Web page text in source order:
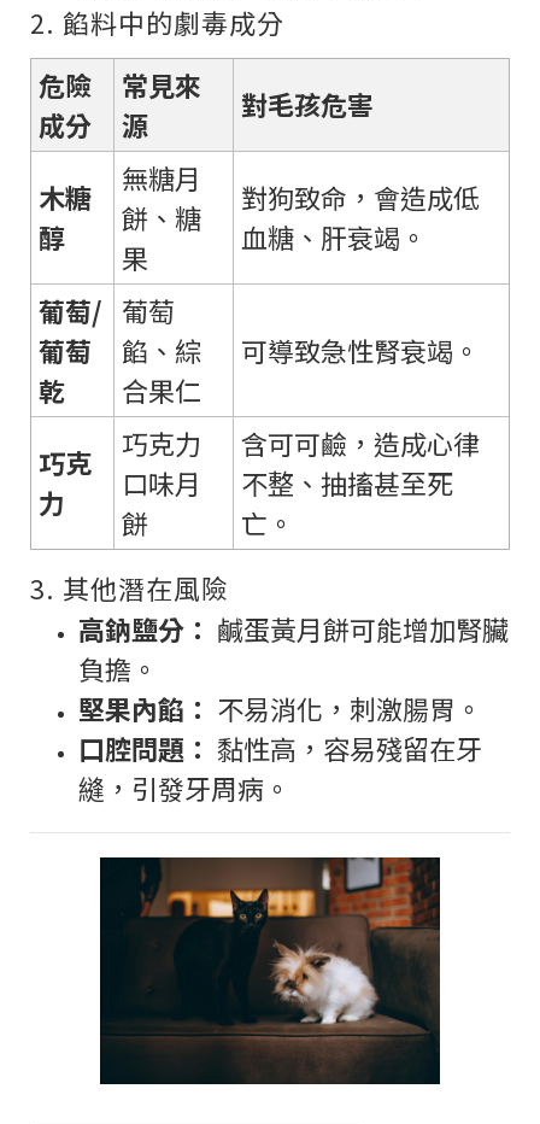
2. 餡料中的劇毒成分
危險
成分
常見來
源
對毛孩危害
木糖
醇
無糖月
餅、糖
果
對狗致命，會造成低
血糖、肝衰竭。
葡萄/
葡萄
乾
葡萄
餡、綜
合果仁
可導致急性腎衰竭。
巧克
力
巧克力
口味月
餅
含可可鹼，造成心律
不整、抽搐甚至死
亡。
3. 其他潛在風險
高鈉鹽分： 鹹蛋黃月餅可能增加腎臟
負擔。
堅果內餡： 不易消化，刺激腸胃。
口腔問題： 黏性高，容易殘留在牙
縫，引發牙周病。